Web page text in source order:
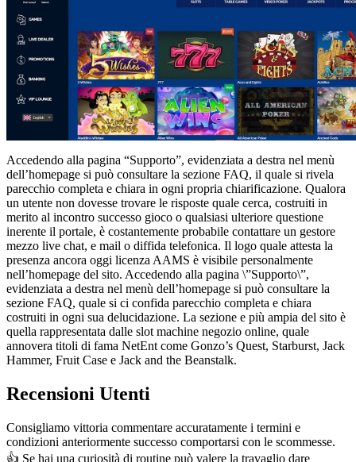
Accedendo alla pagina “Supporto”, evidenziata a destra nel menù
dell’homepage si può consultare la sezione FAQ, il quale si rivela
parecchio completa e chiara in ogni propria chiarificazione. Qualora
un utente non dovesse trovare le risposte quale cerca, costruiti in
merito al incontro successo gioco o qualsiasi ulteriore questione
inerente il portale, è costantemente probabile contattare un gestore
mezzo live chat, e mail o diffida telefonica. Il logo quale attesta la
presenza ancora oggi licenza AAMS è visibile personalmente
nell’homepage del sito. Accedendo alla pagina \”Supporto\”,
evidenziata a destra nel menù dell’homepage si può consultare la
sezione FAQ, quale si ci confida parecchio completa e chiara
costruiti in ogni sua delucidazione. La sezione e più ampia del sito è
quella rappresentata dalle slot machine negozio online, quale
annovera titoli di fama NetEnt come Gonzo’s Quest, Starburst, Jack
Hammer, Fruit Case e Jack and the Beanstalk.
Recensioni Utenti
Consigliamo vittoria commentare accuratamente i termini e
condizioni anteriormente successo comportarsi con le scommesse.
👍 Se hai una curiosità di routine può valere la travaglio dare